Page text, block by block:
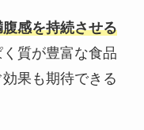
感を持続させる
質が豊富な食品
果も期待できる